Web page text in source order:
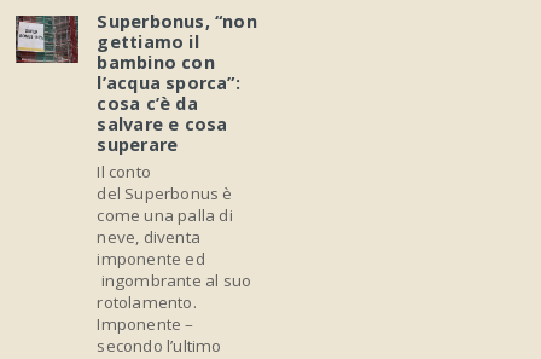
Superbonus, “non
gettiamo il
bambino con
l’acqua sporca”:
cosa c’è da
salvare e cosa
superare
Il conto
del Superbonus è
come una palla di
neve, diventa
imponente ed
ingombrante al suo
rotolamento.
Imponente –
secondo l’ultimo